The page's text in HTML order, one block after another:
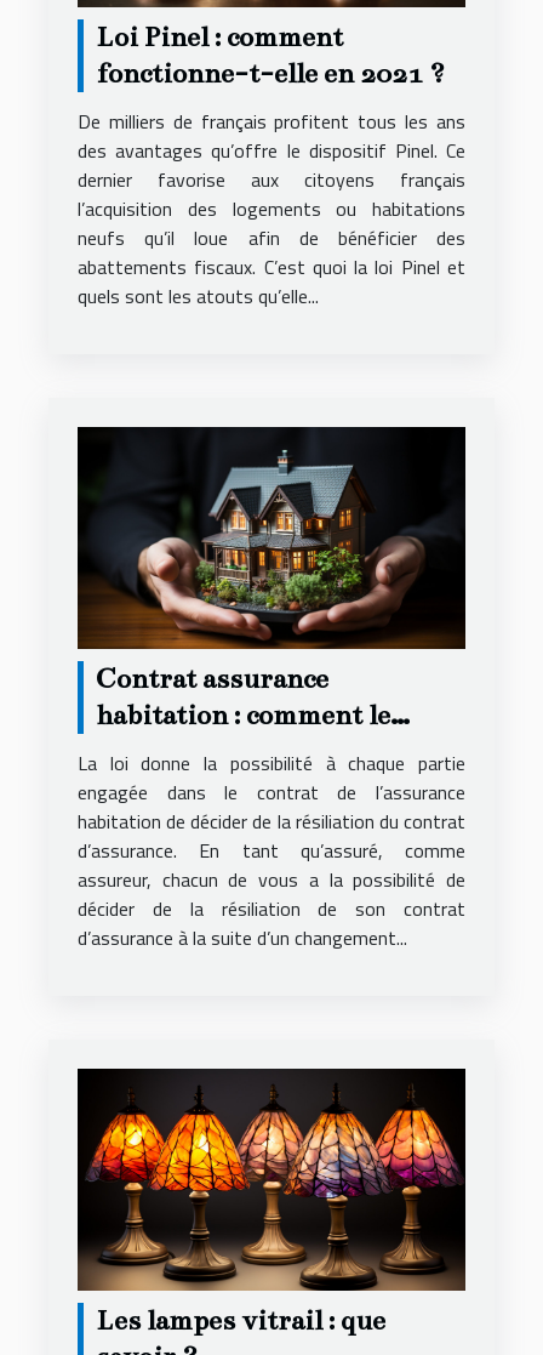
Loi Pinel : comment
fonctionne-t-elle en 2021 ?
De milliers de français profitent tous les ans
des avantages qu’offre le dispositif Pinel. Ce
dernier favorise aux citoyens français
l’acquisition des logements ou habitations
neufs qu’il loue afin de bénéficier des
abattements fiscaux. C’est quoi la loi Pinel et
quels sont les atouts qu’elle...
Contrat assurance
habitation : comment le
résilier ?
La loi donne la possibilité à chaque partie
engagée dans le contrat de l’assurance
habitation de décider de la résiliation du contrat
d’assurance. En tant qu’assuré, comme
assureur, chacun de vous a la possibilité de
décider de la résiliation de son contrat
d’assurance à la suite d’un changement...
Les lampes vitrail : que